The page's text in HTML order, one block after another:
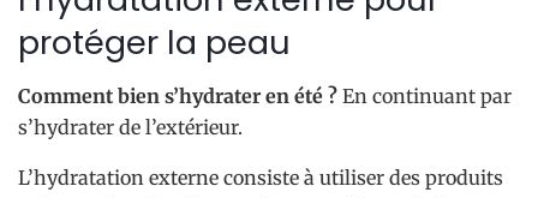
protéger la peau
Comment bien s’hydrater en été ? En continuant par
s’hydrater de l’extérieur.
L’hydratation externe consiste à utiliser des produits